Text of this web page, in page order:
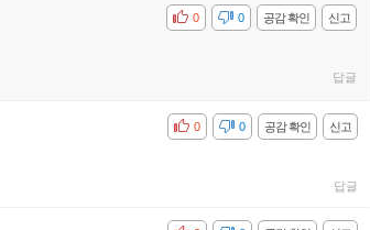
신고
공감 확인
비공감 0
0
답글
신고
공감 확인
비공감 0
0
답글